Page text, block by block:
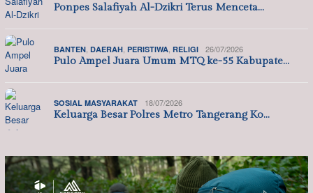
Ponpes Salafiyah Al-Dzikri Terus Menceta…
BANTEN DAERAH PERISTIWA RELIGI 26/07/2026
Pulo Ampel Juara Umum MTQ ke-55 Kabupate…
SOSIAL MASYARAKAT 18/07/2026
Keluarga Besar Polres Metro Tangerang Ko…